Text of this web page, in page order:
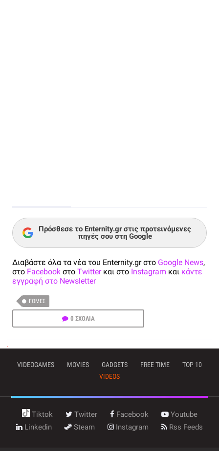
Πρόσθεσε το Enternity.gr στις προτεινόμενες
πηγές σου στη Google
Διαβάστε όλα τα νέα του Enternity.gr στο Google News,
στο Facebook στο Twitterκαι στο Instagram και κάντε
εγγραφή στο Newsletter
ΓΌΜΕΣ
0 ΣΧΟΛΙΑ
VIDEOGAMES MOVIES GADGETS FREE TIME
TOP 10
VIDEOS
Tiktok Twitter Facebook
Youtube
Linkedin
Steam Instagram Rss Feeds